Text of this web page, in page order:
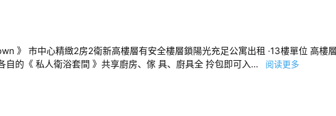
》 市中心精緻2房2衛新高樓層有安全樓層鎖陽光充足公寓出租 ·13樓單位 高樓
自的《 私人衛浴套間 》共享廚房、傢 具、廚具全 拎包即可入...
阅读更多